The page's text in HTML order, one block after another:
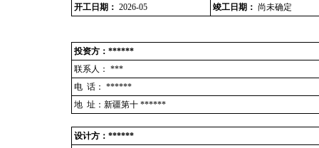
开工日期： 2026-05 竣工日期： 尚未确定
投资方：******
联系人： ***
电 话： ******
地 址：新疆第十 ******
设计方：******